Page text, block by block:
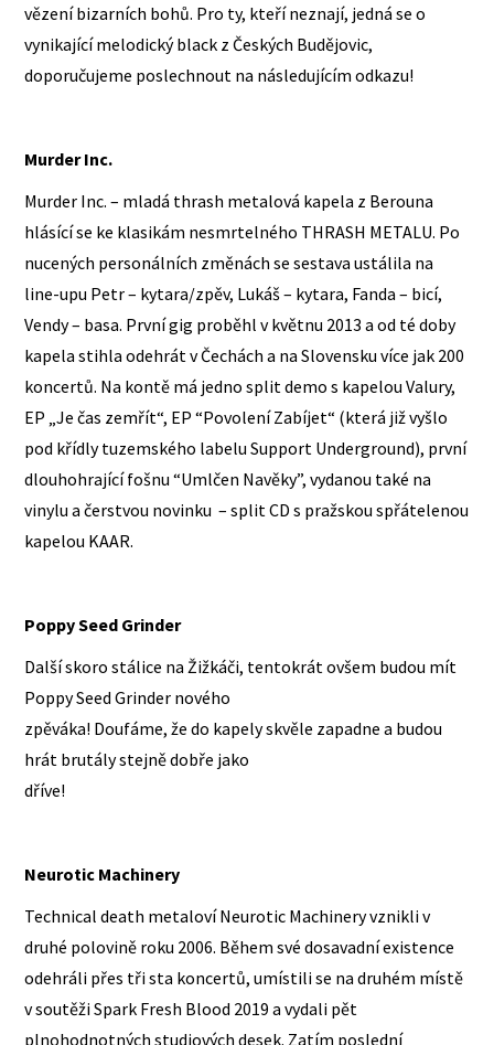
vězení bizarních bohů. Pro ty, kteří neznají, jedná se o
vynikající melodický black z Českých Budějovic,
doporučujeme poslechnout na následujícím odkazu!
Murder Inc.
Murder Inc. – mladá thrash metalová kapela z Berouna
hlásící se ke klasikám nesmrtelného THRASH METALU. Po
nucených personálních změnách se sestava ustálila na
line-upu Petr – kytara/zpěv, Lukáš – kytara, Fanda – bicí,
Vendy – basa. První gig proběhl v květnu 2013 a od té doby
kapela stihla odehrát v Čechách a na Slovensku více jak 200
koncertů. Na kontě má jedno split demo s kapelou Valury,
EP „Je čas zemřít“, EP “Povolení Zabíjet“ (která již vyšlo
pod křídly tuzemského labelu Support Underground), první
dlouhohrající fošnu “Umlčen Navěky”, vydanou také na
vinylu a čerstvou novinku – split CD s pražskou spřátelenou
kapelou KAAR.
Poppy Seed Grinder
Další skoro stálice na Žižkáči, tentokrát ovšem budou mít
Poppy Seed Grinder nového
zpěváka! Doufáme, že do kapely skvěle zapadne a budou
hrát brutály stejně dobře jako
dříve!
Neurotic Machinery
Technical death metaloví Neurotic Machinery vznikli v
druhé polovině roku 2006. Během své dosavadní existence
odehráli přes tři sta koncertů, umístili se na druhém místě
v soutěži Spark Fresh Blood 2019 a vydali pět
plnohodnotných studiových desek. Zatím poslední